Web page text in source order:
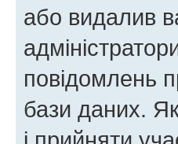
або видалив
повідомлень
бази даних.